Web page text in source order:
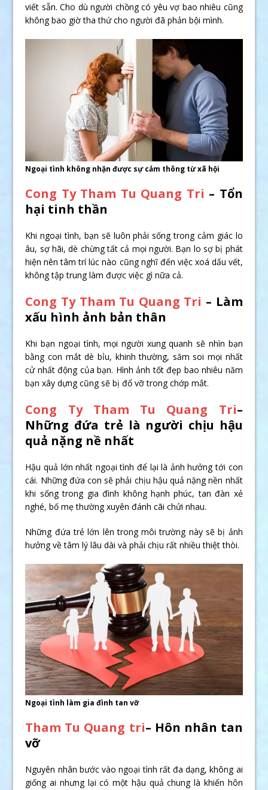
viết sẵn. Cho dù người chồng có yêu vợ bao nhiêu cũng
không bao giờ tha thứ cho người đã phản bội mình.
Ngoại tình không nhận được sự cảm thông từ xã hội
Cong Ty Tham Tu Quang Tri – Tổn
hại tinh thần
Khi ngoại tình, bạn sẽ luôn phải sống trong cảm giác lo
âu, sợ hãi, dè chừng tất cả mọi người. Bạn lo sợ bị phát
hiện nên tâm trí lúc nào cũng nghĩ đến việc xoá dấu vết,
không tập trung làm được việc gì nữa cả.
Cong Ty Tham Tu Quang Tri – Làm
xấu hình ảnh bản thân
Khi bạn ngoại tình, mọi người xung quanh sẽ nhìn bạn
bằng con mắt dè bỉu, khinh thường, săm soi mọi nhất
cử nhất động của bạn. Hình ảnh tốt đẹp bao nhiêu năm
bạn xây dựng cũng sẽ bị đổ vỡ trong chớp mắt.
Cong Ty Tham Tu Quang Tri–
Những đứa trẻ là người chịu hậu
quả nặng nề nhất
Hậu quả lớn nhất ngoại tình để lại là ảnh hưởng tới con
cái. Những đứa con sẽ phải chịu hậu quả nặng nền nhất
khi sống trong gia đình không hạnh phúc, tan đàn xẻ
nghé, bố mẹ thường xuyên đánh cãi chửi nhau.
Những đứa trẻ lớn lên trong môi trường này sẽ bị ảnh
hưởng về tâm lý lâu dài và phải chịu rất nhiều thiệt thòi.
Ngoại tình làm gia đình tan vỡ
Tham Tu Quang tri– Hôn nhân tan
vỡ
Nguyên nhân bước vào ngoại tình rất đa dạng, không ai
giống ai nhưng lại có một hậu quả chung là khiến hôn